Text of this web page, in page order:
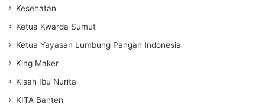
Kesehatan
Ketua Kwarda Sumut
Ketua Yayasan Lumbung Pangan Indonesia
King Maker
Kisah Ibu Nurita
KITA Banten